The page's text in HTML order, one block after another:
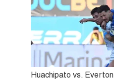
Huachipato vs.